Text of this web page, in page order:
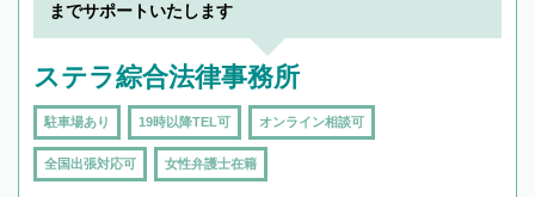
までサポートいたします
ステラ綜合法律事務所
駐車場あり 19時以降TEL可 オンライン相談可
全国出張対応可 女性弁護士在籍